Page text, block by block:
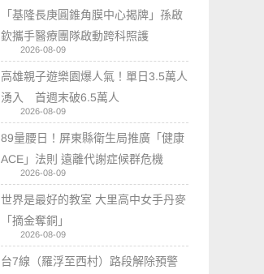
「基隆長庚圓錐角膜中心揭牌」孫啟
欽攜手醫療團隊啟動跨科照護
2026-08-09
高雄親子遊樂園爆人氣！單日3.5萬人
湧入 首週末破6.5萬人
2026-08-09
89量腰日！屏東縣衛生局推廣「健康
ACE」法則 遠離代謝症候群危機
2026-08-09
世界是最好的教室 大里高中女手丹麥
「摘金奪銅」
2026-08-09
台7線（羅浮至西村）路段解除預警